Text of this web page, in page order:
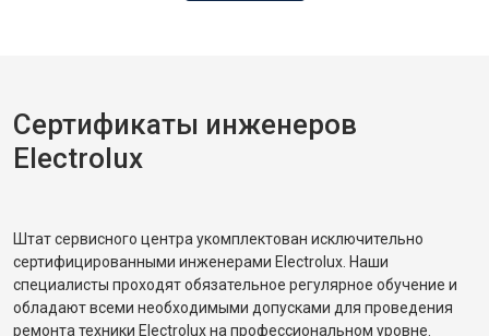
Сертификаты инженеров
Electrolux
Штат сервисного центра укомплектован исключительно
сертифицированными инженерами Electrolux. Наши
специалисты проходят обязательное регулярное обучение и
обладают всеми необходимыми допусками для проведения
ремонта техники Electrolux на профессиональном уровне.